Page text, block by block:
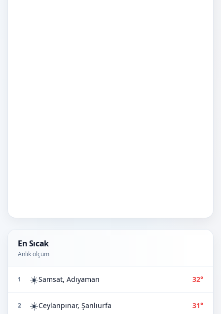
En Sıcak
Anlık ölçüm
1 ☀️Samsat, Adıyaman 32°
2 ☀️Ceylanpınar, Şanlıurfa 31°